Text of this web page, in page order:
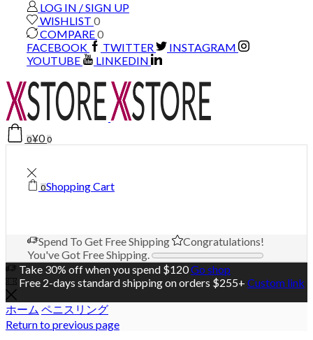
LOG IN / SIGN UP
WISHLIST 0
COMPARE0
FACEBOOK
TWITTER
INSTAGRAM
YOUTUBE
LINKEDIN
0¥0 0
0Shopping Cart
Spend To Get Free Shipping
Congratulations!
You've Got Free Shipping.
Take 30% off when you spend $120Go shop
Free 2-days standard shipping on orders $255+ Custom link
ホーム ペニスリング
Return to previous page